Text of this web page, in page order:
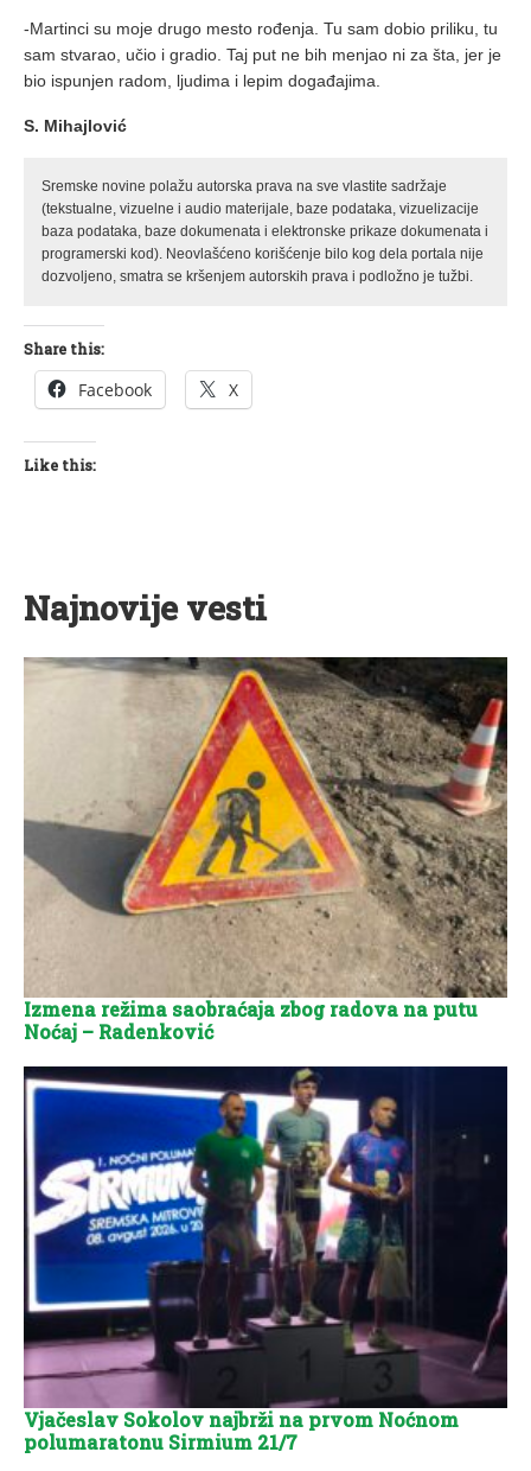
-Martinci su moje drugo mesto rođenja. Tu sam dobio priliku, tu
sam stvarao, učio i gradio. Taj put ne bih menjao ni za šta, jer je
bio ispunjen radom, ljudima i lepim događajima.
S. Mihajlović
Sremske novine polažu autorska prava na sve vlastite sadržaje
(tekstualne, vizuelne i audio materijale, baze podataka, vizuelizacije
baza podataka, baze dokumenata i elektronske prikaze dokumenata i
programerski kod). Neovlašćeno korišćenje bilo kog dela portala nije
dozvoljeno, smatra se kršenjem autorskih prava i podložno je tužbi.
Share this:
Facebook X
Like this:
Najnovije vesti
Izmena režima saobraćaja zbog radova na putu
Noćaj – Radenković
Vjačeslav Sokolov najbrži na prvom Noćnom
polumaratonu Sirmium 21/7